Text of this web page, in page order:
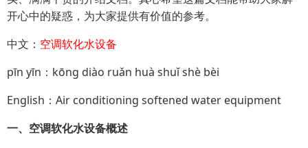
开心中的疑惑，为大家提供有价值的参考。
中文： 空调软化水设备
pīn yīn：kōng diào ruǎn huà shuǐ shè bèi
English：Air conditioning softened water equipment
一、空调软化水设备概述